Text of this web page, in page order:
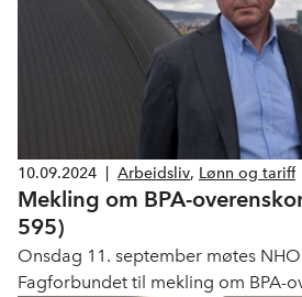
10.09.2024 Arbeidsliv, Lønn og tariff
Mekling om BPA-
595)
Onsdag 11. september møtes
Fagforbundet til mekling om BPA-